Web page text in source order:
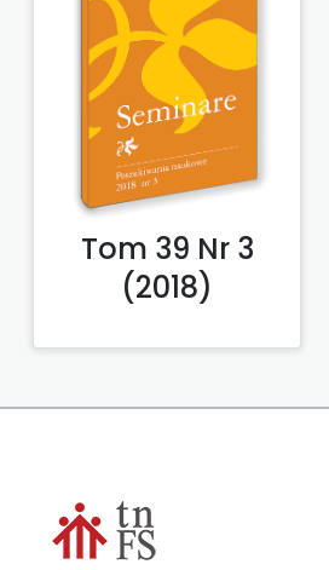
Tom 39 Nr 3
(2018)